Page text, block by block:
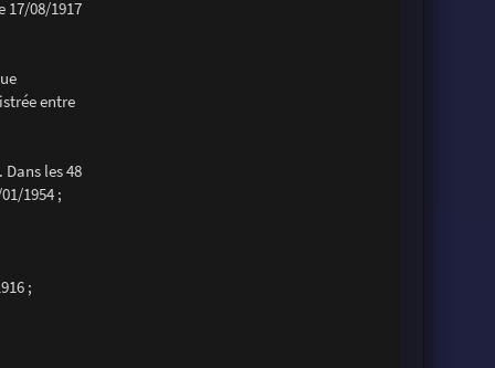
17/08/1917
entre
les 48
1954 ;
;